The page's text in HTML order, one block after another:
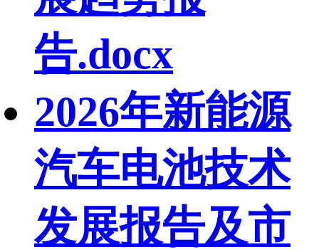
告.docx
2026年新能源
汽车电池技术
发展报告及市